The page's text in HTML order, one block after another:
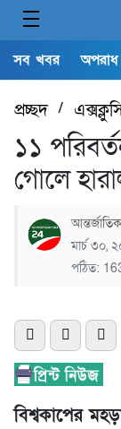
সব খবর অপরাধ
প্রচ্ছদ/
১১
গোলে
মার্চ ৩০,
পঠিত:
বিশ্বকাপের